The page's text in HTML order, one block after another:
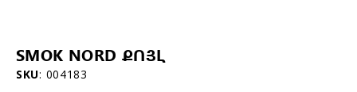
SMOK NORD ՔՈՅԼ
SKU: 004183